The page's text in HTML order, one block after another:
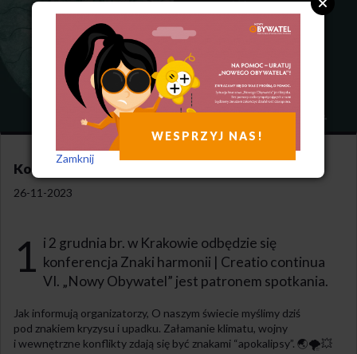
Konferencja Znaki Harmonii już za kilka dni
26-11-2023
1 i 2 grudnia br. w Krakowie odbędzie się
konferencja Znaki harmonii | Creatio continua
VI. „Nowy Obywatel” jest patronem spotkania.
Jak informują organizatorzy, O naszym świecie myślimy dziś
pod znakiem kryzysu i upadku. Załamanie klimatu, wojny
i wewnętrzne konflikty zdają się być znakami “apokalipsy”. 🌏🌪💥
WESPRZYJ NAS!
Zamknij